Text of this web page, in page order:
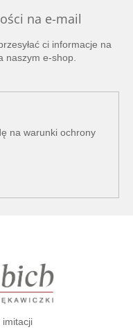
na e-mail
ci informacje na
naszym e-shop.
na warunki ochrony